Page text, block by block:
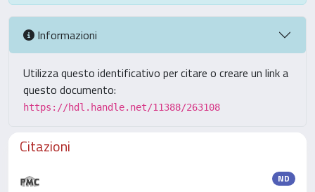
Informazioni
Utilizza questo identificativo per citare o creare un link a
questo documento:
https://hdl.handle.net/11388/263108
Citazioni
ND